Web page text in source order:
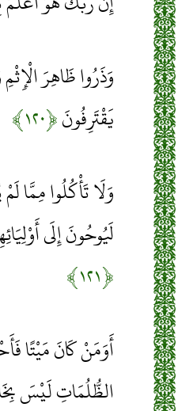
وَذَرُوا ظَاهِرَ
يَقْتَرِفُونَ﴿۱۲۰﴾
وَلَا تَأْكُلُوا مِمَّا
لَيُوحُونَ إِلَى
﴿۱۲۱﴾
أَوَمَنْ كَانَ مَيْتًا
الظُّلُمَاتِ لَيْسَ